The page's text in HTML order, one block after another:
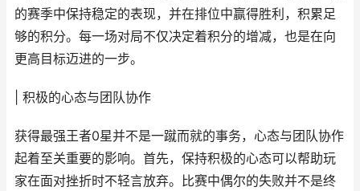
的赛季中保持稳定的表现，并在排位中赢得胜利，积累足
够的积分。每一场对局不仅决定着积分的增减，也是在向
更高目标迈进的一步。
| 积极的心态与团队协作
获得最强王者0星并不是一蹴而就的事务，心态与团队协作
起着至关重要的影响。首先，保持积极的心态可以帮助玩
家在面对挫折时不轻言放弃。比赛中偶尔的失败并不是终